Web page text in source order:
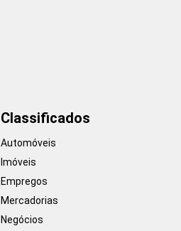
Classificados
Automóveis
Imóveis
Empregos
Mercadorias
Negócios